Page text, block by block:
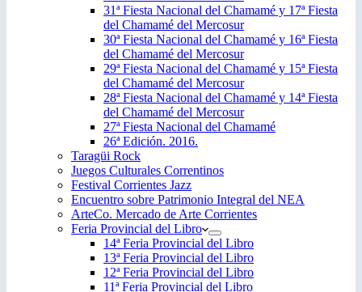
31ª Fiesta Nacional del Chamamé y 17ª Fiesta
del Chamamé del Mercosur
30ª Fiesta Nacional del Chamamé y 16ª Fiesta
del Chamamé del Mercosur
29ª Fiesta Nacional del Chamamé y 15ª Fiesta
del Chamamé del Mercosur
28ª Fiesta Nacional del Chamamé y 14ª Fiesta
del Chamamé del Mercosur
27ª Fiesta Nacional del Chamamé
26ª Edición. 2016.
Taragüi Rock
Juegos Culturales Correntinos
Festival Corrientes Jazz
Encuentro sobre Patrimonio Integral del NEA
ArteCo. Mercado de Arte Corrientes
Feria Provincial del Libro
14ª Feria Provincial del Libro
13ª Feria Provincial del Libro
12ª Feria Provincial del Libro
11ª Feria Provincial del Libro